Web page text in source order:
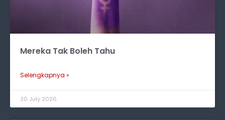
Mereka Tak Boleh Tahu
Selengkapnya »
30 July 2026